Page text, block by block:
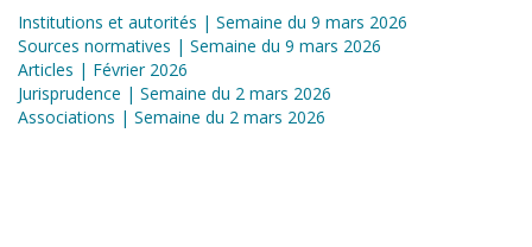
Institutions et autorités | Semaine du 9 mars 2026
Sources normatives | Semaine du 9 mars 2026
Articles | Février 2026
Jurisprudence | Semaine du 2 mars 2026
Associations | Semaine du 2 mars 2026